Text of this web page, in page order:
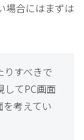
場合にはまずは
すべきで
てPC画面
考えてい